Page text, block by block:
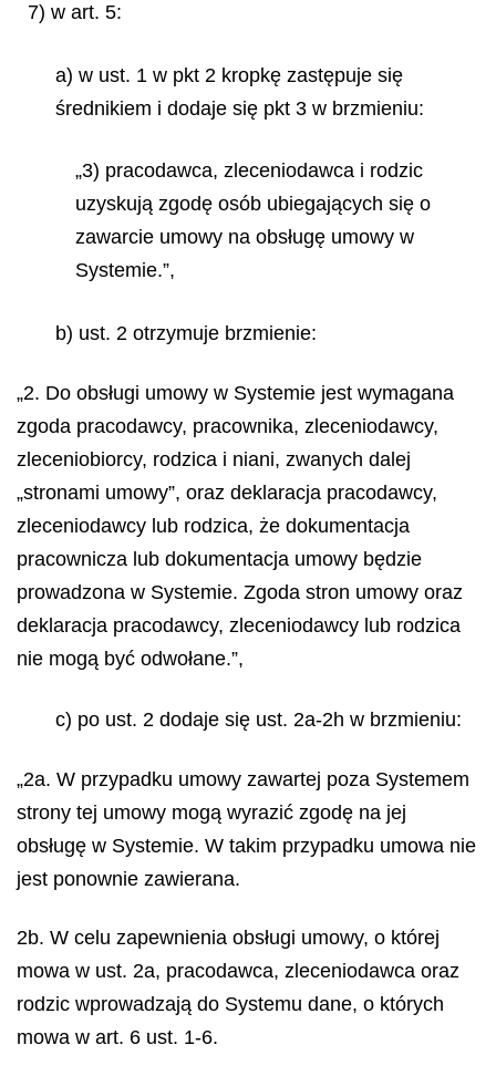
7) w art. 5:
a) w ust. 1 w pkt 2 kropkę zastępuje się
średnikiem i dodaje się pkt 3 w brzmieniu:
„3) pracodawca, zleceniodawca i rodzic
uzyskują zgodę osób ubiegających się o
zawarcie umowy na obsługę umowy w
Systemie.”,
b) ust. 2 otrzymuje brzmienie:
„2. Do obsługi umowy w Systemie jest wymagana
zgoda pracodawcy, pracownika, zleceniodawcy,
zleceniobiorcy, rodzica i niani, zwanych dalej
„stronami umowy”, oraz deklaracja pracodawcy,
zleceniodawcy lub rodzica, że dokumentacja
pracownicza lub dokumentacja umowy będzie
prowadzona w Systemie. Zgoda stron umowy oraz
deklaracja pracodawcy, zleceniodawcy lub rodzica
nie mogą być odwołane.”,
c) po ust. 2 dodaje się ust. 2a-2h w brzmieniu:
„2a. W przypadku umowy zawartej poza Systemem
strony tej umowy mogą wyrazić zgodę na jej
obsługę w Systemie. W takim przypadku umowa nie
jest ponownie zawierana.
2b. W celu zapewnienia obsługi umowy, o której
mowa w ust. 2a, pracodawca, zleceniodawca oraz
rodzic wprowadzają do Systemu dane, o których
mowa w art. 6 ust. 1-6.